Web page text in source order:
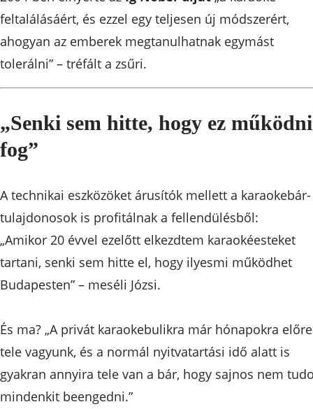
feltalálásáért, és ezzel egy teljesen új módszerért,
ahogyan az emberek megtanulhatnak egymást
tolerálni” – tréfált a zsűri.
„Senki sem hitte, hogy ez működni
fog”
A technikai eszközöket árusítók mellett a karaokebár-
tulajdonosok is profitálnak a fellendülésből:
„Amikor 20 évvel ezelőtt elkezdtem karaokéesteket
tartani, senki sem hitte el, hogy ilyesmi működhet
Budapesten” – meséli Józsi.
És ma? „A privát karaokebulikra már hónapokra előre
tele vagyunk, és a normál nyitvatartási idő alatt is
gyakran annyira tele van a bár, hogy sajnos nem
mindenkit beengedni.”